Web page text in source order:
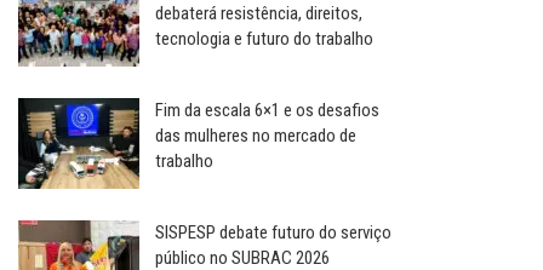
debaterá resistência, direitos,
tecnologia e futuro do trabalho
Fim da escala 6×1 e os desafios
das mulheres no mercado de
trabalho
SISPESP debate futuro do serviço
público no SUBRAC 2026